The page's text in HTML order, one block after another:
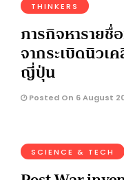
THINKERS
ภารกิจหารายชื่
จากระเบิดนิวเ
ญี่ปุ่น
Posted On 6 August
SCIENCE & TECH